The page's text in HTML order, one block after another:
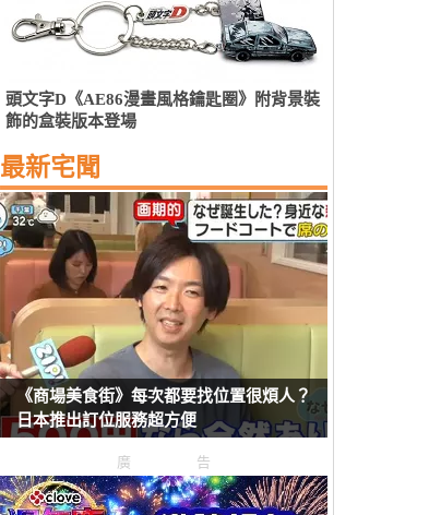
頭文字D《AE86漫畫風格鑰匙圈》附背景裝
飾的盒裝版本登場
最新宅聞
《商場美食街》每次都要找位置很煩人？
日本推出訂位服務超方便
廣告